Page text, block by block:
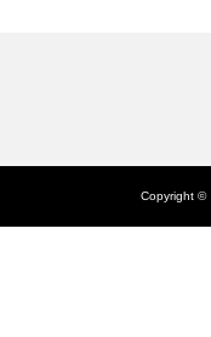
Copyright ©